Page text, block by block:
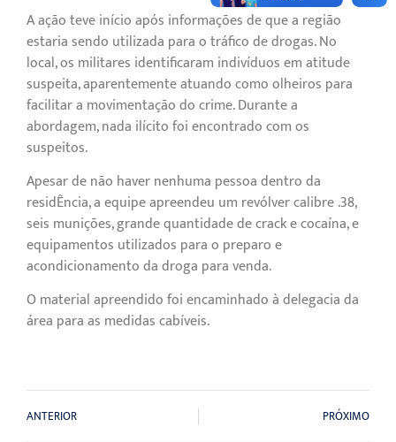
A ação teve início após informações de que a região
estaria sendo utilizada para o tráfico de drogas. No
local, os militares identificaram indivíduos em atitude
suspeita, aparentemente atuando como olheiros para
facilitar a movimentação do crime. Durante a
abordagem, nada ilícito foi encontrado com os
suspeitos.
Apesar de não haver nenhuma pessoa dentro da
residÊncia, a equipe apreendeu um revólver calibre .38,
seis munições, grande quantidade de crack e cocaína, e
equipamentos utilizados para o preparo e
acondicionamento da droga para venda.
O material apreendido foi encaminhado à delegacia da
área para as medidas cabíveis.
ANTERIOR PRÓXIMO